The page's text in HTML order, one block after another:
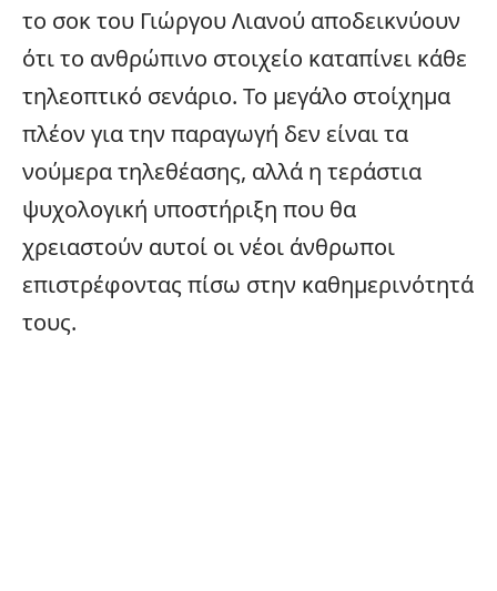
το σοκ του Γιώργου Λιανού αποδεικνύουν
ότι το ανθρώπινο στοιχείο καταπίνει κάθε
τηλεοπτικό σενάριο. Το μεγάλο στοίχημα
πλέον για την παραγωγή δεν είναι τα
νούμερα τηλεθέασης, αλλά η τεράστια
ψυχολογική υποστήριξη που θα
χρειαστούν αυτοί οι νέοι άνθρωποι
επιστρέφοντας πίσω στην καθημερινότητά
τους.